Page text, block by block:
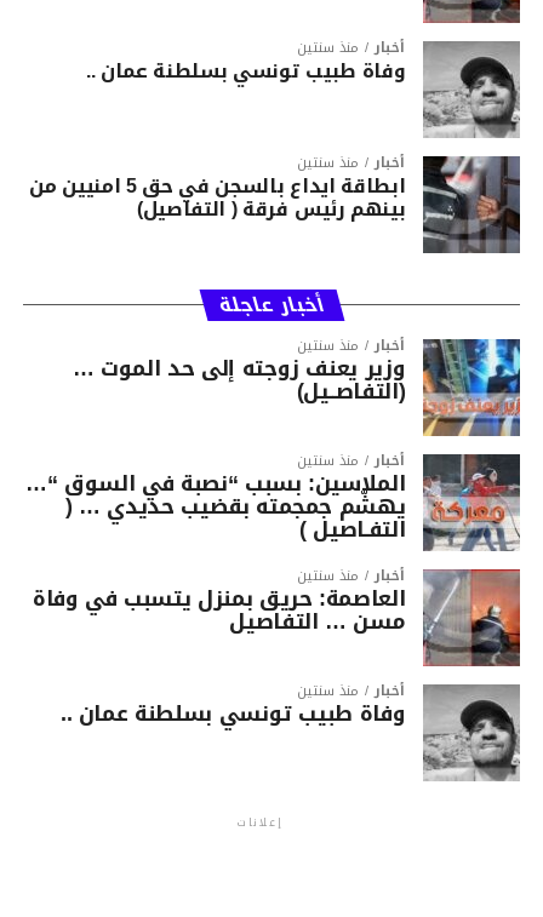
أخبار منذ سنتين
وفاة طبيب تونسي بسلطنة عمان ..
أخبار منذ سنتين
ابطاقة ايداع بالسجن في حق 5 امنيين من
بينهم رئيس فرقة ( التفاصيل)
أخبار عاجلة
أخبار منذ سنتين
وزير يعنف زوجته إلى حد الموت …
(التفاصــيل)
أخبار منذ سنتين
الملاسين: بسبب “نصبة في السوق “…
يهشّم جمجمته بقضيب حديدي … (
التفـاصيل )
أخبار منذ سنتين
العاصمة: حريق بمنزل يتسبب في وفاة
مسن … التفاصيل
أخبار منذ سنتين
وفاة طبيب تونسي بسلطنة عمان ..
إعلانات